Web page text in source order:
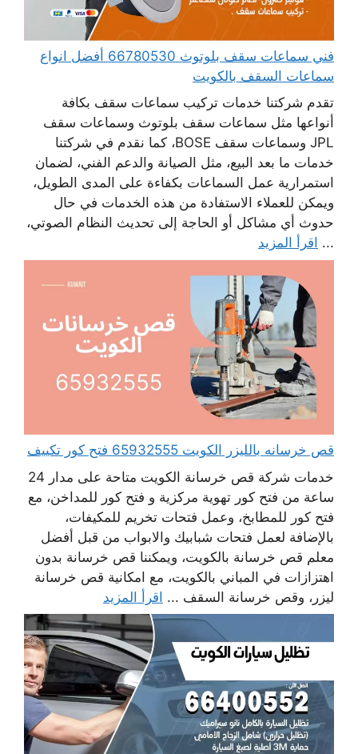
فني سماعات سقف بلوتوث 66780530 أفضل انواع
سماعات السقف بالكويت
تقدم شركتنا خدمات تركيب سماعات سقف بكافة
أنواعها مثل سماعات سقف بلوتوث وسماعات سقف
JPL وسماعات سقف BOSE، كما نقدم في شركتنا
خدمات ما بعد البيع، مثل الصيانة والدعم الفني، لضمان
استمرارية عمل السماعات بكفاءة على المدى الطويل،
ويمكن للعملاء الاستفادة من هذه الخدمات في حال
حدوث أي مشاكل أو الحاجة إلى تحديث النظام الصوتي،
... اقرأ المزيد
قص خرسانه بالليزر الكويت 65932555 فتح كور تكييف
خدمات شركة قص خرسانة الكويت متاحة على مدار 24
ساعة من فتح كور تهوية مركزية و فتح كور للمداخن، مع
فتح كور للمطابخ، وعمل فتحات تخريم للمكيفات،
بالإضافة لعمل فتحات شبابيك والابواب من قبل أفضل
معلم قص خرسانة بالكويت، ويمكننا قص خرسانة بدون
اهتزازات في المباني بالكويت، مع امكانية قص خرسانة
ليزر، وقص خرسانة السقف ... اقرأ المزيد